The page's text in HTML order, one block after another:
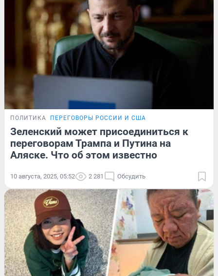
ПОЛИТИКА ПЕРЕГОВОРЫ РОССИИ И США
Зеленский может присоединиться к
переговорам Трампа и Путина на
Аляске. Что об этом известно
10 августа, 2025, 05:52 2 281 Обсудить